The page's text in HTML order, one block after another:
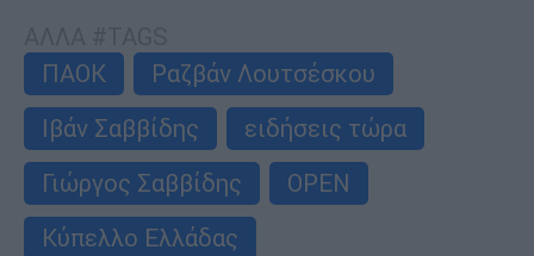
ΠΑΟΚ
Ραζβάν Λουτσέσκου
Ιβάν Σαββίδης
ειδήσεις τώρα
Γιώργος Σαββίδης
OPEN
Κύπελλο Ελλάδας